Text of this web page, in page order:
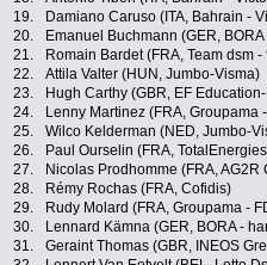
19.
Damiano Caruso (ITA, Bahrain -
20.
Emanuel Buchmann (GER,
21.
Romain Bardet (FRA, Team dsm
22.
Attila Valter (HUN, Jumbo-Visma)
23.
Hugh Carthy (GBR, EF
24.
Lenny Martinez (FRA, Groupama
25.
Wilco Kelderman (NED, Jumbo-
26.
Paul Ourselin (FRA,
27.
Nicolas Prodhomme (FRA, AG2R
28.
Rémy Rochas (FRA, Cofidis)
29.
Rudy Molard (FRA, Groupama -
30.
Lennard Kämna (GER, BORA -
31.
Geraint Thomas (GBR, INEOS
Twitter
Newsletter: